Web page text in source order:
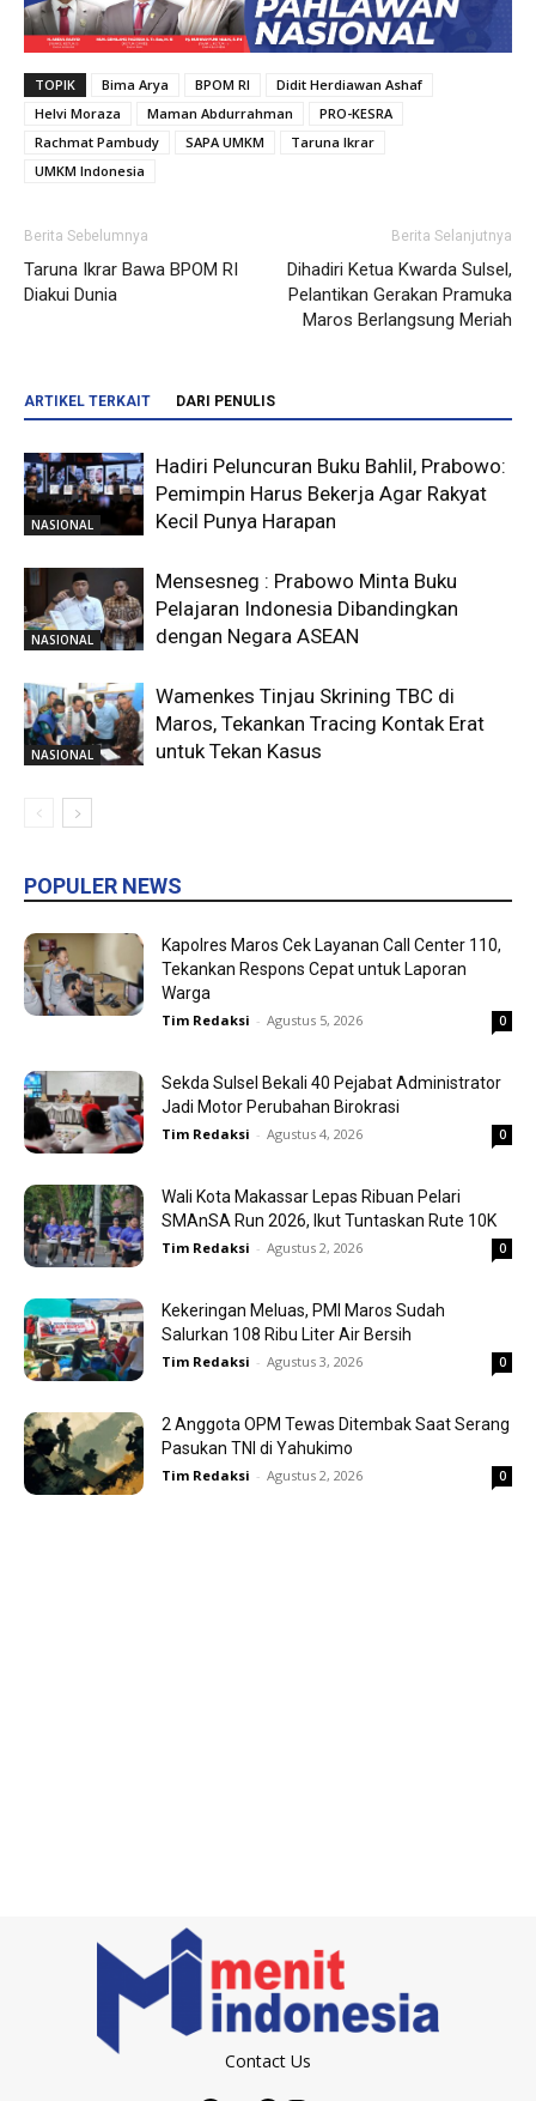
TOPIK Bima Arya BPOM RI
Didit Herdiawan Ashaf
Helvi Moraza
Maman Abdurrahman
PRO-KESRA
Rachmat Pambudy
SAPA UMKM
Taruna Ikrar
UMKM Indonesia
Berita Sebelumnya
Taruna Ikrar Bawa BPOM RI
Diakui Dunia
Berita Selanjutnya
Dihadiri Ketua Kwarda Sulsel,
Pelantikan Gerakan Pramuka
Maros Berlangsung Meriah
ARTIKEL TERKAIT DARI PENULIS
NASIONAL
Hadiri Peluncuran Buku Bahlil, Prabowo:
Pemimpin Harus Bekerja Agar Rakyat
Kecil Punya Harapan
NASIONAL
Mensesneg : Prabowo Minta Buku
Pelajaran Indonesia Dibandingkan
dengan Negara ASEAN
NASIONAL
Wamenkes Tinjau Skrining TBC di
Maros, Tekankan Tracing Kontak Erat
untuk Tekan Kasus
POPULER NEWS
Kapolres Maros Cek Layanan Call Center 110,
Tekankan Respons Cepat untuk Laporan
Warga
Tim Redaksi - Agustus 5, 2026 0
Sekda Sulsel Bekali 40 Pejabat Administrator
Jadi Motor Perubahan Birokrasi
Tim Redaksi - Agustus 4, 2026 0
Wali Kota Makassar Lepas Ribuan Pelari
SMAnSA Run 2026, Ikut Tuntaskan Rute 10K
Tim Redaksi - Agustus 2, 2026 0
Kekeringan Meluas, PMI Maros Sudah
Salurkan 108 Ribu Liter Air Bersih
Tim Redaksi - Agustus 3, 2026 0
2 Anggota OPM Tewas Ditembak Saat Serang
Pasukan TNI di Yahukimo
Tim Redaksi - Agustus 2, 2026 0
Contact Us